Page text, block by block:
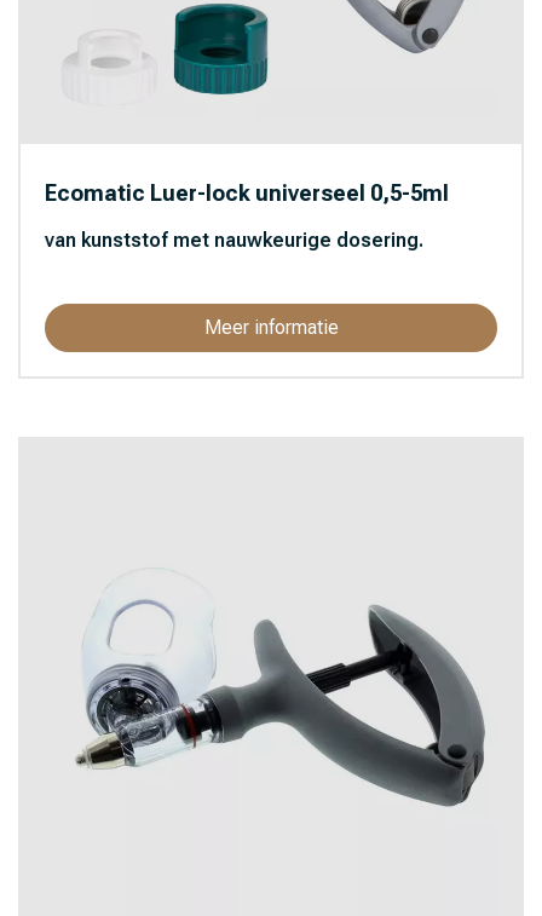
Ecomatic Luer-lock universeel 0,5-5ml
van kunststof met nauwkeurige dosering.
Meer informatie